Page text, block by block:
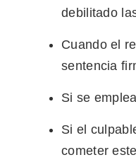
debilitado
Cuando el
sentencia
Si se
Si el
cometer